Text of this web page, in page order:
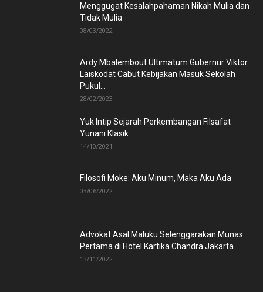
Menggugat Kesalahpahaman Nikah Mulia dan
Tidak Mulia
08/03/2022
Ardy Mbalembout Ultimatum Gubernur Viktor
Laiskodat Cabut Kebijakan Masuk Sekolah
Pukul...
28/02/2023
Yuk Intip Sejarah Perkembangan Filsafat
Yunani Klasik
14/10/2021
Filosofi Moke: Aku Minum, Maka Aku Ada
03/06/2022
Advokat Asal Maluku Selenggarakan Munas
Pertama di Hotel Kartika Chandra Jakarta
13/11/2022